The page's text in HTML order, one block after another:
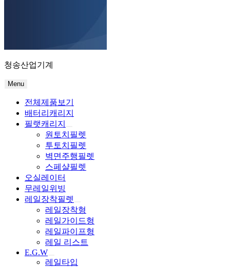
청송산업기계
Menu
전체제품보기
배터리캐리지
필랫캐리지
원토치필렛
투토치필렛
벽면주행필렛
스페샬필렛
오실레이터
무레일위빙
레일장착필렛
레일장착형
레일가이드형
레일파이프형
레일 리스트
E.G.W
레일타입